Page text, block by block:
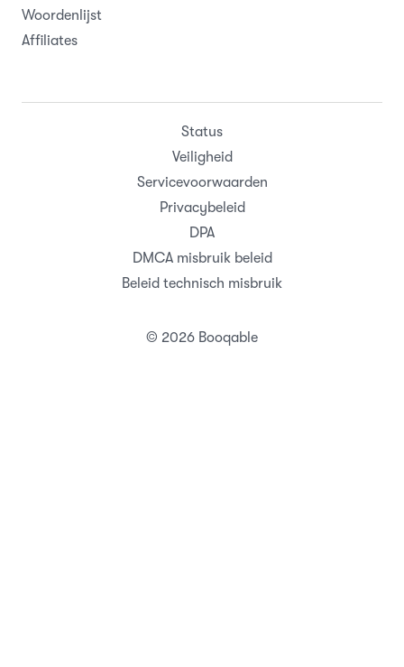
Woordenlijst
Affiliates
© 2026 Booqable
Status
Veiligheid
Servicevoorwaarden
Privacybeleid
DPA
DMCA misbruik beleid
Beleid technisch misbruik